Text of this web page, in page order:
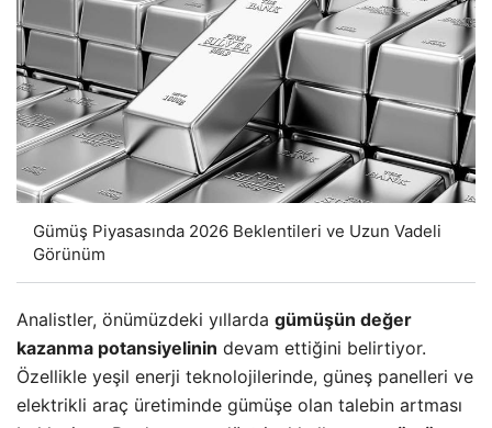
Gümüş Piyasasında 2026 Beklentileri ve Uzun Vadeli
Görünüm
Analistler, önümüzdeki yıllarda gümüşün değer
kazanma potansiyelinin devam ettiğini belirtiyor.
Özellikle yeşil enerji teknolojilerinde, güneş panelleri ve
elektrikli araç üretiminde gümüşe olan talebin artması